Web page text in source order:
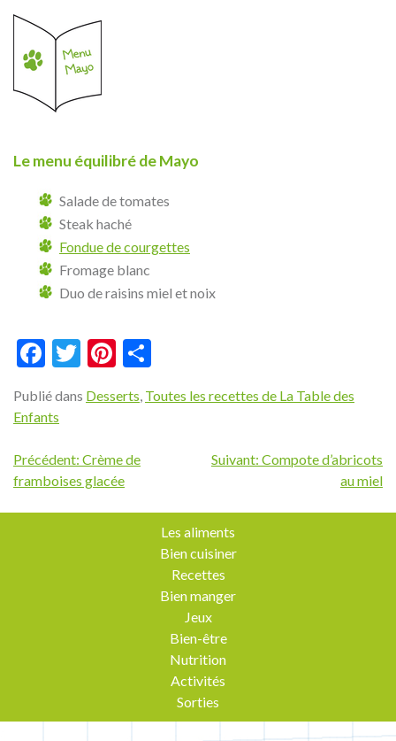
Le menu équilibré de Mayo
Salade de tomates
Steak haché
Fondue de courgettes
Fromage blanc
Duo de raisins miel et noix
Facebook
TwitterPinterest
Publié dans Desserts Toutes les recettes de La Table des
Enfants
Navigation
de
l’article
Précédent: Crème de
framboises glacée
Suivant: Compote d’abricots
au miel
Les aliments
Bien cuisiner
Recettes
Bien manger
Jeux
Bien-être
Nutrition
Activités
Sorties